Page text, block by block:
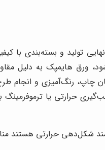
تولید و بسته‌بندی با
ورق هایمپک به دلیل
چاپ، رنگ‌آمیزی و انجام
حرارتی یا
شکل‌دهی حرارتی هستند